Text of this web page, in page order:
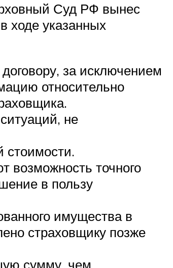
Суд РФ вынес
ходе указанных
за исключением
относительно
не
стоимости.
возможность точного
в пользу
имущества в
страховщику позже
сумму, чем